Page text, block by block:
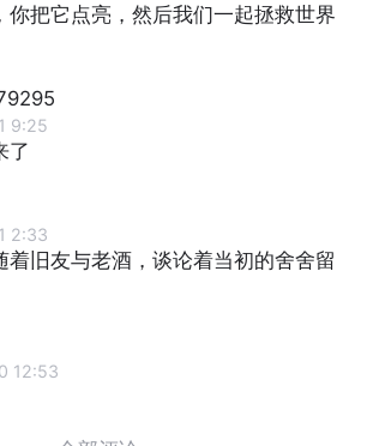
你把它点亮，然后我们一起拯救世界
9:25
了
2:33
着旧友与老酒，谈论着当初的舍舍留
12:53